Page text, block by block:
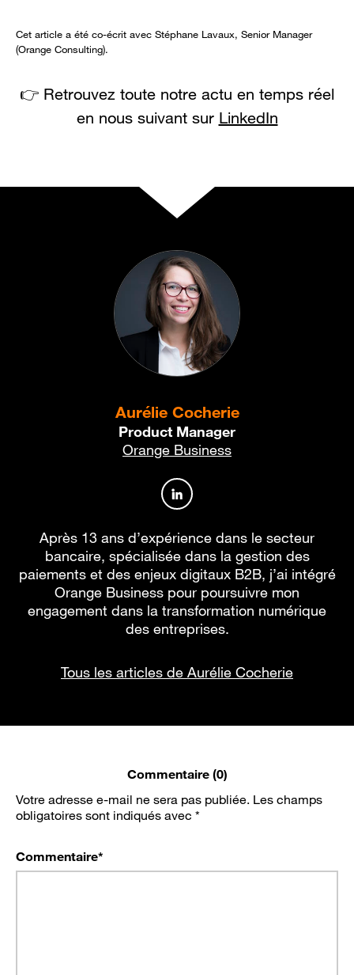
Cet article a été co-écrit avec Stéphane Lavaux, Senior Manager
(Orange Consulting).
👉 Retrouvez toute notre actu en temps réel
en nous suivant sur LinkedIn
Aurélie Cocherie
Product Manager
Orange Business
Profil de l’auteur sur
Après 13 ans d’expérience dans le secteur
bancaire, spécialisée dans la gestion des
paiements et des enjeux digitaux B2B, j’ai intégré
Orange Business pour poursuivre mon
engagement dans la transformation numérique
des entreprises.
Tous les articles de Aurélie Cocherie
Commentaire (0)
Votre adresse e-mail ne sera pas publiée. Les champs
obligatoires sont indiqués avec *
Commentaire*